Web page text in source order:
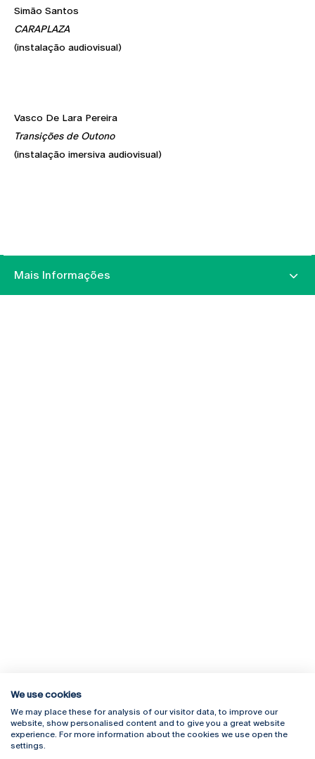
Simão Santos
CARAPLAZA
(instalação audiovisual)
Vasco De Lara Pereira
Transições de Outono
(instalação imersiva audiovisual)
Mais Informações
Rua Diogo Botelho 1327
4169-005 Porto
+351 226 196 240
Campus Online
Webmail
We use cookies
We may place these for analysis of our visitor data, to improve our
website, show personalised content and to give you a great website
experience. For more information about the cookies we use open the
settings.